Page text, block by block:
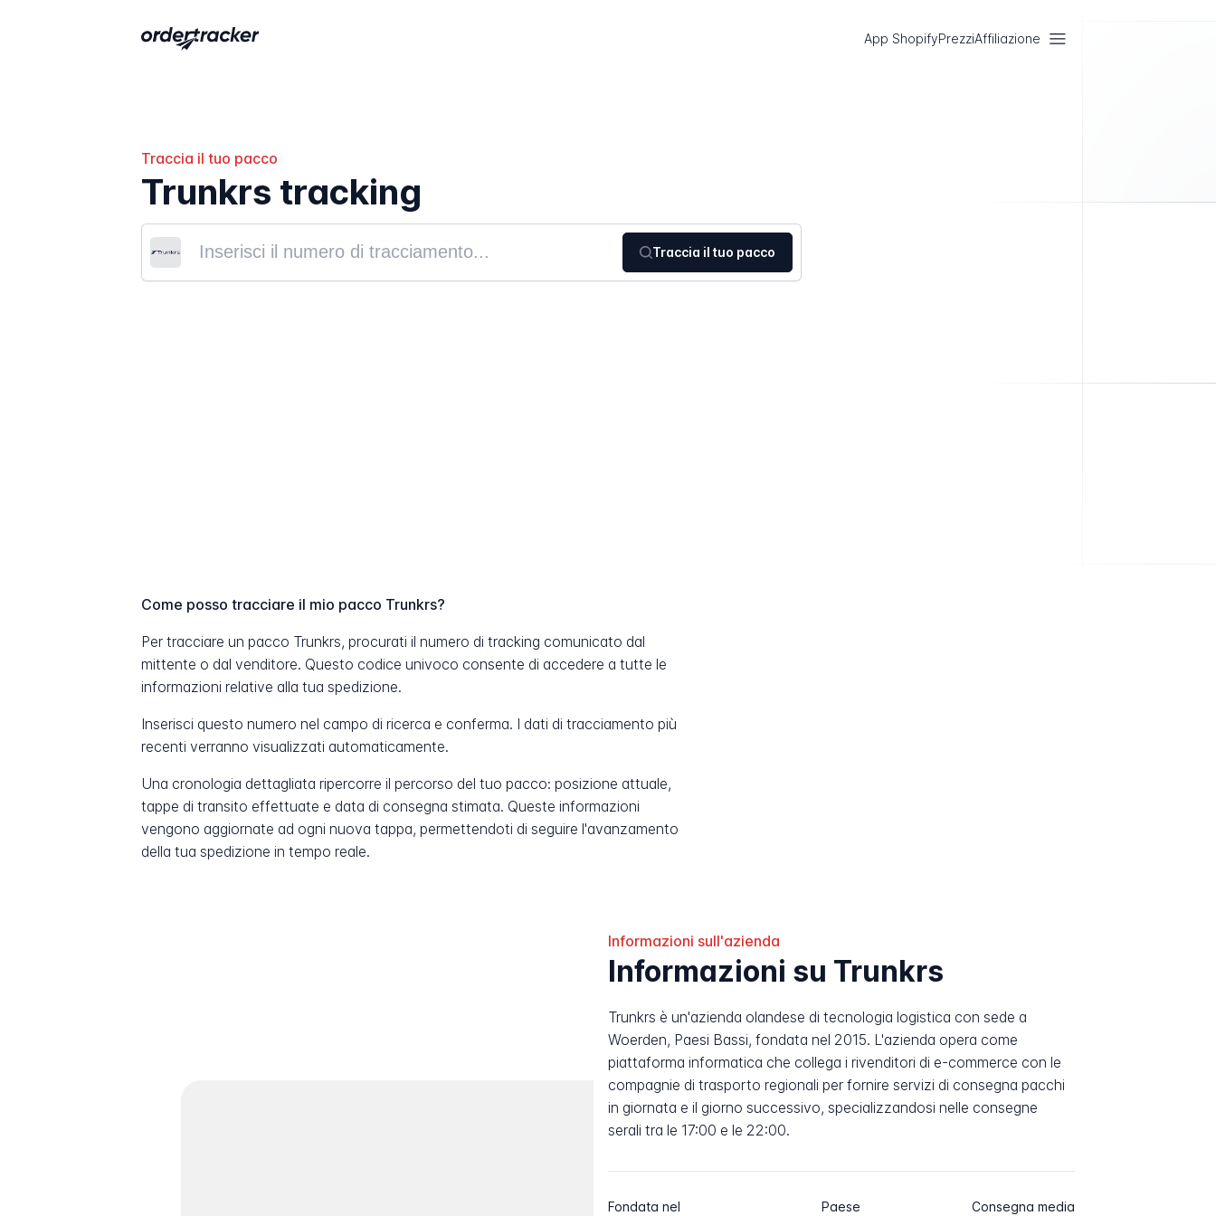
App ShopifyPrezziAffiliazione
Traccia il tuo pacco
Trunkrs tracking
Traccia il tuo pacco
Come posso tracciare il mio pacco Trunkrs?
Per tracciare un pacco Trunkrs, procurati il numero di tracking comunicato dal
mittente o dal venditore. Questo codice univoco consente di accedere a tutte le
informazioni relative alla tua spedizione.
Inserisci questo numero nel campo di ricerca e conferma. I dati di tracciamento più
recenti verranno visualizzati automaticamente.
Una cronologia dettagliata ripercorre il percorso del tuo pacco: posizione attuale,
tappe di transito effettuate e data di consegna stimata. Queste informazioni
vengono aggiornate ad ogni nuova tappa, permettendoti di seguire l'avanzamento
della tua spedizione in tempo reale.
Informazioni sull'azienda
Informazioni su Trunkrs
Trunkrs è un'azienda olandese di tecnologia logistica con sede a
Woerden, Paesi Bassi, fondata nel 2015. L'azienda opera come
piattaforma informatica che collega i rivenditori di e-commerce con le
compagnie di trasporto regionali per fornire servizi di consegna pacchi
in giornata e il giorno successivo, specializzandosi nelle consegne
serali tra le 17:00 e le 22:00.
Fondata nel Paese Consegna media